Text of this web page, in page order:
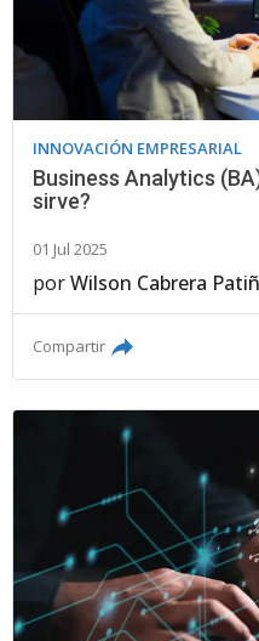
INNOVACIÓN EMPRESARIAL
Business Analytics
sirve?
01 Jul 2025
porWilson Cabrera
Compartir